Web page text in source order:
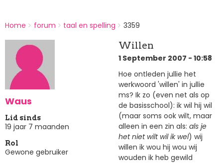
BREADCRUMBS
You
here:
Home forum taal en spelling 3359
Waus
Lid sinds
19 jaar 7 maanden
Rol
Gewone gebruiker
Willen
1 September 2007 - 10:58
Hoe ontleden jullie het
werkwoord 'willen' in jullie
ms? Ik zo (even net als op
de basisschool): ik wil hij wil
(maar soms ook wilt, maar
alleen in een zin als: als je
het niet wilt wil ik wel) wij
willen ik wou hij wou wij
wouden ik heb gewild